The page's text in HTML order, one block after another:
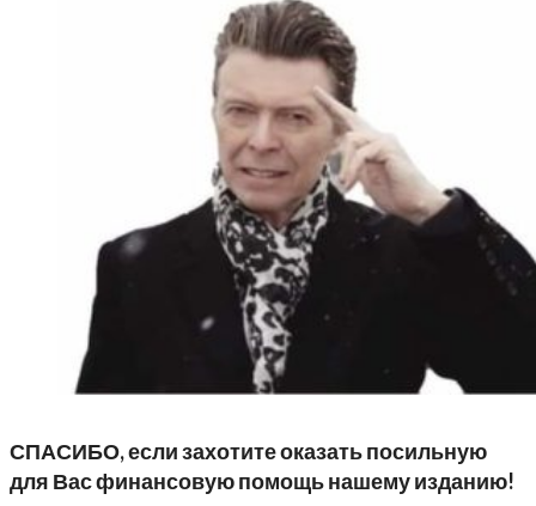
СПАСИБО, если захотите оказать посильную
для Вас финансовую помощь нашему изданию!